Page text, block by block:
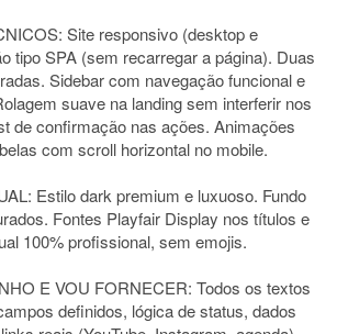
Site responsivo (desktop e
tipo SPA (sem recarregar a página). Duas
Sidebar com navegação funcional e
suave na landing sem interferir nos
de confirmação nas ações. Animações
com scroll horizontal no mobile.
Estilo dark premium e luxuoso. Fundo
Fontes Playfair Display nos títulos e
100% profissional, sem emojis.
E VOU FORNECER: Todos os textos
definidos, lógica de status, dados